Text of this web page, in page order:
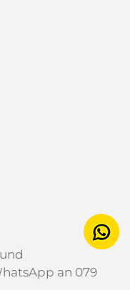
an 079